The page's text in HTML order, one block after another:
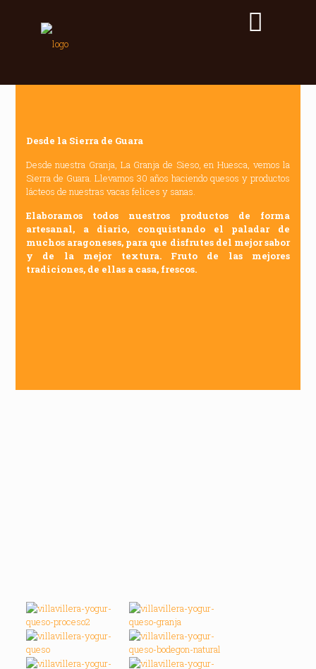
Desde la Sierra de Guara
Desde nuestra Granja, La Granja de Sieso, en Huesca, vemos la
Sierra de Guara. Llevamos 30 años haciendo quesos y productos
lácteos de nuestras vacas felices y sanas.
Elaboramos todos nuestros productos de forma
artesanal, a diario, conquistando el paladar de
muchos aragoneses, para que disfrutes del mejor sabor
y de la mejor textura. Fruto de las mejores
tradiciones, de ellas a casa, frescos.